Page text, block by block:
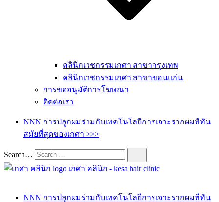
คลินิกเวชกรรมเกศา สาขากรุงเทพ
คลินิกเวชกรรมเกศา สาขาขอนแก่น
การขออนุมัติการโฆษณา
ติดต่อเรา
NNN การปลูกผมร่วมกับเทคโนโลยีการเจาะรากผมทีทัน
สมัยที่สุดของเกศา >>>
Search…
NNN การปลูกผมร่วมกับเทคโนโลยีการเจาะรากผมทีทัน